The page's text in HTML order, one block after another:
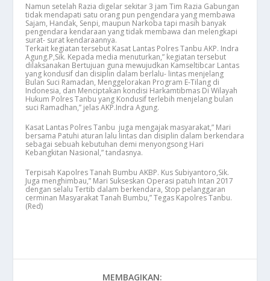
Namun setelah Razia digelar sekitar 3 jam Tim Razia Gabungan
tidak mendapati satu orang pun pengendara yang membawa
Sajam, Handak, Senpi, maupun Narkoba tapi masih banyak
pengendara kendaraan yang tidak membawa dan melengkapi
surat- surat kendaraannya.
Terkait kegiatan tersebut Kasat Lantas Polres Tanbu AKP. Indra
Agung.P,Sik. Kepada media menuturkan,” kegiatan tersebut
dilaksanakan Bertujuan guna mewujudkan Kamseltibcar Lantas
yang kondusif dan disiplin dalam berlalu- lintas menjelang
Bulan Suci Ramadan, Menggelorakan Program E-Tilang di
Indonesia, dan Menciptakan kondisi Harkamtibmas Di Wilayah
Hukum Polres Tanbu yang Kondusif terlebih menjelang bulan
suci Ramadhan,” jelas AKP.Indra Agung.
Kasat Lantas Polres Tanbu juga mengajak masyarakat,” Mari
bersama Patuhi aturan lalu lintas dan disiplin dalam berkendara
sebagai sebuah kebutuhan demi menyongsong Hari
Kebangkitan Nasional,” tandasnya.
Terpisah Kapolres Tanah Bumbu AKBP. Kus Subiyantoro,Sik.
Juga menghimbau,” Mari Sukseskan Operasi patuh Intan 2017
dengan selalu Tertib dalam berkendara, Stop pelanggaran
cerminan Masyarakat Tanah Bumbu,” Tegas Kapolres Tanbu.
(Red)
MEMBAGIKAN: